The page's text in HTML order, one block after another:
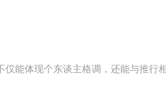
能体现个东谈主格调，还能与推行